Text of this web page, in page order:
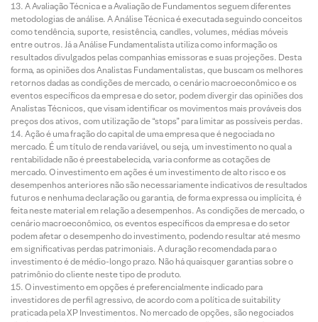
A Avaliação Técnica e a Avaliação de Fundamentos seguem diferentes
metodologias de análise. A Análise Técnica é executada seguindo conceitos
como tendência, suporte, resistência, candles, volumes, médias móveis
entre outros. Já a Análise Fundamentalista utiliza como informação os
resultados divulgados pelas companhias emissoras e suas projeções. Desta
forma, as opiniões dos Analistas Fundamentalistas, que buscam os melhores
retornos dadas as condições de mercado, o cenário macroeconômico e os
eventos específicos da empresa e do setor, podem divergir das opiniões dos
Analistas Técnicos, que visam identificar os movimentos mais prováveis dos
preços dos ativos, com utilização de “stops” para limitar as possíveis perdas.
Ação é uma fração do capital de uma empresa que é negociada no
mercado. É um título de renda variável, ou seja, um investimento no qual a
rentabilidade não é preestabelecida, varia conforme as cotações de
mercado. O investimento em ações é um investimento de alto risco e os
desempenhos anteriores não são necessariamente indicativos de resultados
futuros e nenhuma declaração ou garantia, de forma expressa ou implícita, é
feita neste material em relação a desempenhos. As condições de mercado, o
cenário macroeconômico, os eventos específicos da empresa e do setor
podem afetar o desempenho do investimento, podendo resultar até mesmo
em significativas perdas patrimoniais. A duração recomendada para o
investimento é de médio-longo prazo. Não há quaisquer garantias sobre o
patrimônio do cliente neste tipo de produto.
O investimento em opções é preferencialmente indicado para
investidores de perfil agressivo, de acordo com a política de suitability
praticada pela XP Investimentos. No mercado de opções, são negociados